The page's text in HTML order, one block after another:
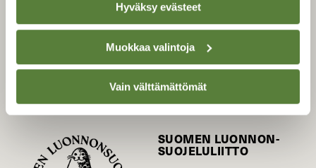
Hyväksy evästeet
Muokkaa valintoja
Vain välttämättömät
Tilaa Suomen Luonto
Tilaa digilukuoikeus
Äänestä parasta juttua
Tilaa uutiskirje
SUOMEN LUONNON­
SUOJELU­LIITTO